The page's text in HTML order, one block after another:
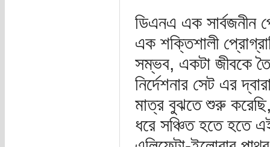
ডিএনএ এক সার্বজনীন
এক শক্তিশালী
সম্ভব, একটা জীবকে
নির্দেশনার সেট এর
মাত্র বুঝতে শুরু
ধরে সঞ্চিত হতে হতে